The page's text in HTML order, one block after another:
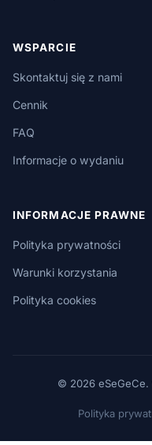
WSPARCIE
Skontaktuj się z nami
Cennik
FAQ
Informacje o wydaniu
INFORMACJE PRAWNE
Polityka prywatności
Warunki korzystania
Polityka cookies
© 2026 eSeGeCe.
Polityka